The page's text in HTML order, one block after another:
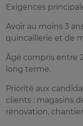
Exigences
Avoir au moins 3
quincaillerie et de
Âge compris entre
long terme.
Priorité aux
clients : magasins
rénovation,